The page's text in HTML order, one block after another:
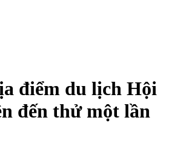
điểm du lịch Hội
đến thử một lần